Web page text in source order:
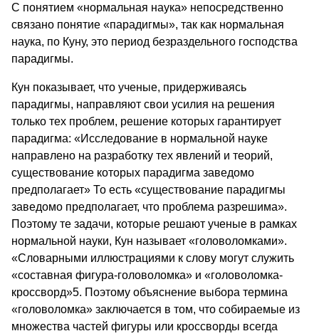
С понятием «нормальная наука» непосредственно
связано понятие «па­радигмы», так как нормальная
наука, по Куну, это период безраздельного господства
пара­дигмы.
Кун показывает, что ученые, придерживаясь
парадигмы, направляют свои усилия на решения
только тех проблем, решение которых гарантирует
парадигма: «Исследование в нормальной науке
направлено на разработку тех явлений и теорий,
существование которых парадигма заведомо
предпола­гает» То есть «существование парадигмы
заведомо предполагает, что про­блема разрешима».
Поэтому те задачи, которые решают ученые в рамках
нормальной науки, Кун называет «головоломками».
«Словарными иллюстра­циями к слову могут служить
«составная фигура-головоломка» и «голово­ломка-
кроссворд»5. Поэтому объяснение выбора термина
«головоломка» за­ключается в том, что собираемые из
множества частей фигуры или кросс­ворды всегда